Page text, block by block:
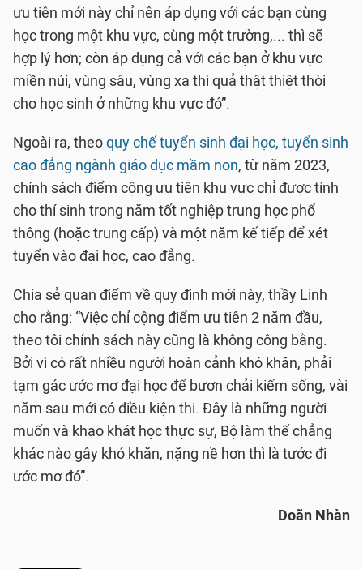
ưu tiên mới này chỉ nên áp dụng với các bạn cùng
học trong một khu vực, cùng một trường,... thì sẽ
hợp lý hơn; còn áp dụng cả với các bạn ở khu vực
miền núi, vùng sâu, vùng xa thì quả thật thiệt thòi
cho học sinh ở những khu vực đó”.
Ngoài ra, theoquy chế tuyển sinh đại học, tuyển sinh
cao đẳng ngành giáo dục mầm non, từ năm 2023,
chính sách điểm cộng ưu tiên khu vực chỉ được tính
cho thí sinh trong năm tốt nghiệp trung học phổ
thông (hoặc trung cấp) và một năm kế tiếp để xét
tuyển vào đại học, cao đẳng.
Chia sẻ quan điểm về quy định mới này, thầy Linh
cho rằng: “Việc chỉ cộng điểm ưu tiên 2 năm đầu,
theo tôi chính sách này cũng là không công bằng.
Bởi vì có rất nhiều người hoàn cảnh khó khăn, phải
tạm gác ước mơ đại học để bươn chải kiếm sống, vài
năm sau mới có điều kiện thi. Đây là những người
muốn và khao khát học thực sự, Bộ làm thế chẳng
khác nào gây khó khăn, nặng nề hơn thì là tước đi
ước mơ đó”.
Doãn Nhàn